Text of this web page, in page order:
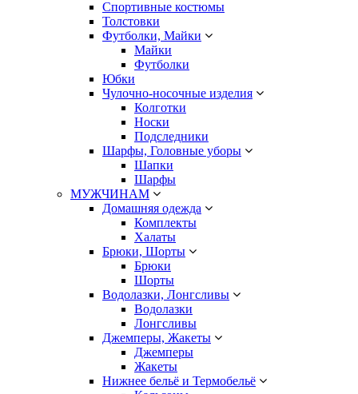
Спортивные костюмы
Толстовки
Футболки, Майки
Майки
Футболки
Юбки
Чулочно-носочные изделия
Колготки
Носки
Подследники
Шарфы, Головные уборы
Шапки
Шарфы
МУЖЧИНАМ
Домашняя одежда
Комплекты
Халаты
Брюки, Шорты
Брюки
Шорты
Водолазки, Лонгсливы
Водолазки
Лонгсливы
Джемперы, Жакеты
Джемперы
Жакеты
Нижнее бельё и Термобельё